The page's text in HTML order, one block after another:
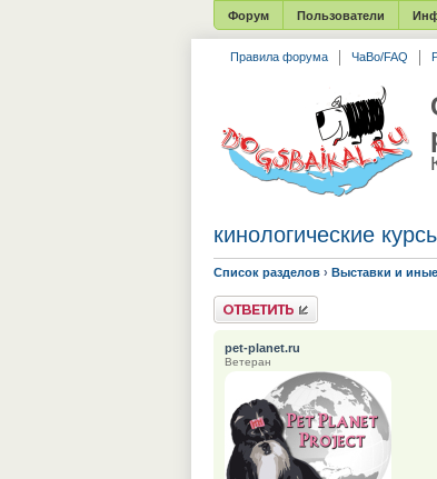
Форум Пользователи
Правила форума ЧаВо/FAQ
кинологические
Список разделов › Выставки и
Ответить
pet-planet.ru
Ветеран